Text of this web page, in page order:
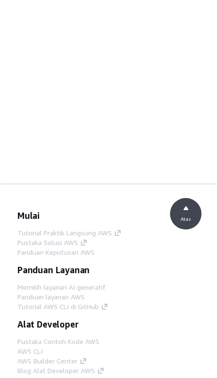
Mulai
Tutorial Praktik Langsung AWS
Pustaka Solusi AWS
Panduan Keputusan AWS
Panduan Layanan
Memilih layanan AI generatif
Panduan layanan AWS
Tutorial AWS CLI di GitHub
Alat Developer
Pustaka Contoh Kode AWS
AWS CLI
AWS Builder Center
Blog Alat Developer AWS
Atas